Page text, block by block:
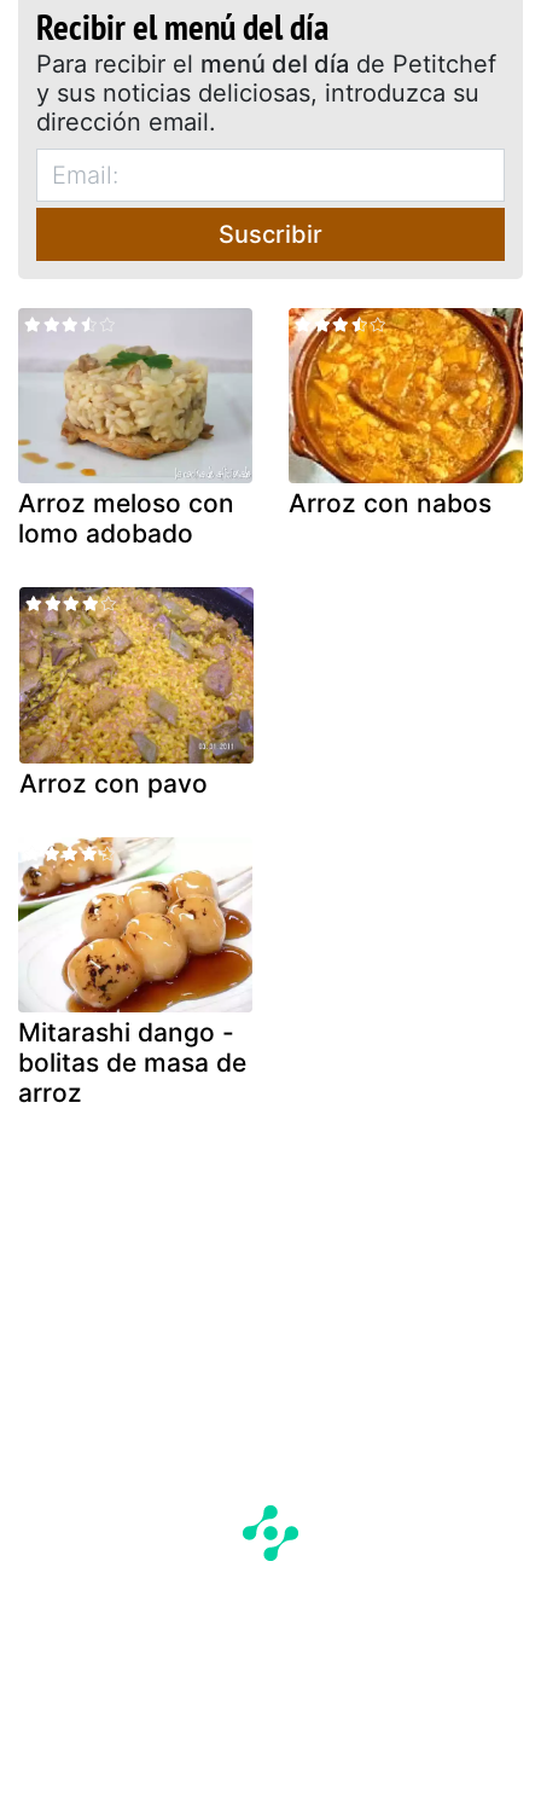
Recibir el menú del día
Para recibir el menú del día de Petitchef
y sus noticias deliciosas, introduzca su
dirección email.
Suscribir
Arroz meloso con
lomo adobado
Arroz con nabos
Arroz con pavo
Mitarashi dango -
bolitas de masa de
arroz